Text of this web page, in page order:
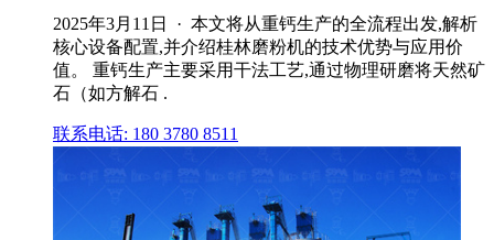
2025年3月11日 · 本文将从重钙生产的全流程出发,解析
核心设备配置,并介绍桂林磨粉机的技术优势与应用价
值。 重钙生产主要采用干法工艺,通过物理研磨将天然矿
石（如方解石 .
联系电话: 180 3780 8511